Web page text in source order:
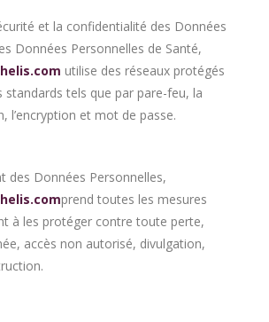
et la confidentialité des Données
Données Personnelles de Santé,
utilise des réseaux protégés
standards tels que par pare-feu, la
l’encryption et mot de passe.
des Données Personnelles,
prend toutes les mesures
à les protéger contre toute perte,
accès non autorisé, divulgation,